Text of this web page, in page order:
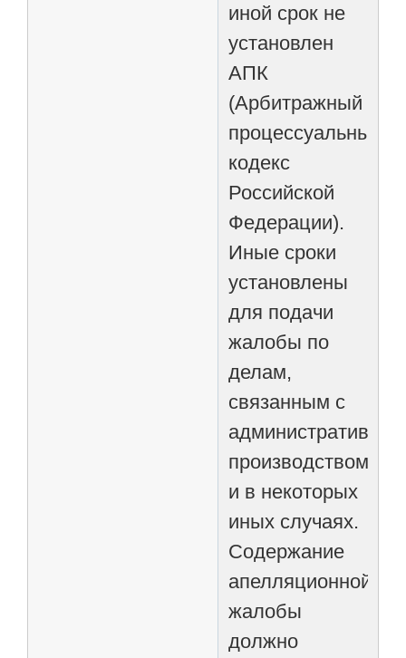
иной срок не
установлен
АПК
(Арбитражный
процессуальный
кодекс
Российской
Федерации).
Иные сроки
установлены
для подачи
жалобы по
делам,
связанным с
производством
и в некоторых
иных случаях.
Содержание
апелляционной
жалобы
должно